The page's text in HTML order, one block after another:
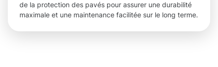
de la protection des pavés pour assurer une durabilité
maximale et une maintenance facilitée sur le long terme.